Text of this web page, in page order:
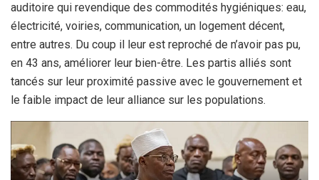
auditoire qui revendique des commodités hygiéniques: eau,
électricité, voiries, communication, un logement décent,
entre autres. Du coup il leur est reproché de n’avoir pas pu,
en 43 ans, améliorer leur bien-être. Les partis alliés sont
tancés sur leur proximité passive avec le gouvernement et
le faible impact de leur alliance sur les populations.